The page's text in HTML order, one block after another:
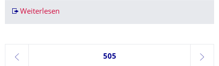
Weiterlesen
zurück
Seite 505, aktuell ausgewählt
505
weiter